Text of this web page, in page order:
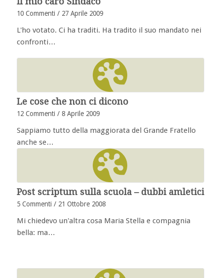
10 Commenti / 27 Aprile 2009
L'ho votato. Ci ha traditi. Ha tradito il suo mandato nei
confronti…
Le cose che non ci dicono
12 Commenti / 8 Aprile 2009
Sappiamo tutto della maggiorata del Grande Fratello
anche se…
Post scriptum sulla scuola – dubbi amletici
5 Commenti / 21 Ottobre 2008
Mi chiedevo un'altra cosa Maria Stella e compagnia
bella: ma…